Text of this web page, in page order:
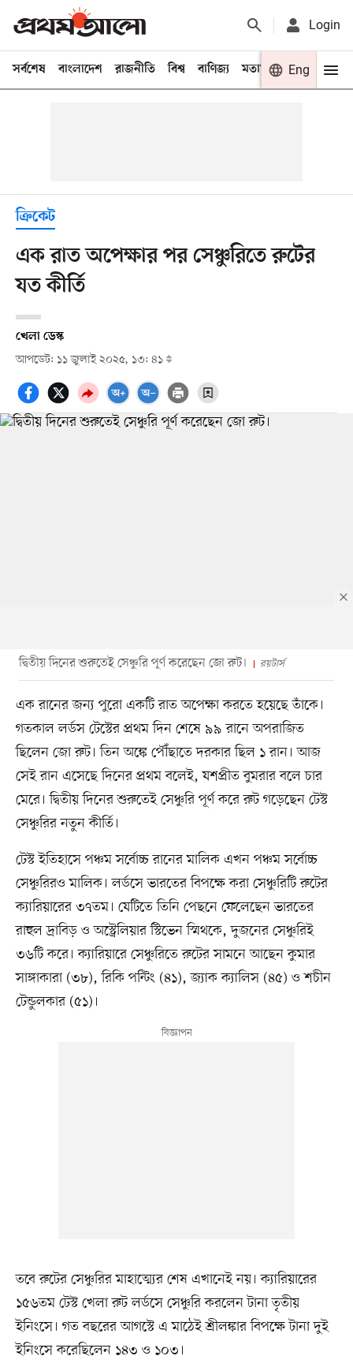
Login
সর্বশেষ বাংলাদেশ রাজনীতি বিশ্ব বাণিজ্য মতামত খেলা
Eng
ক্রিকেট
এক রাত অপেক্ষার পর সেঞ্চুরিতে রুটের
যত কীর্তি
খেলা ডেস্ক
আপডেট: ১১ জুলাই ২০২৫, ১৩: ৪১
দ্বিতীয় দিনের শুরুতেই সেঞ্চুরি পূর্ণ করেছেন জো রুট। রয়টার্স
এক রানের জন্য পুরো একটি রাত অপেক্ষা করতে হয়েছে তাঁকে।
গতকাল লর্ডস টেস্টের প্রথম দিন শেষে ৯৯ রানে অপরাজিত
ছিলেন জো রুট। তিন অঙ্কে পৌঁছাতে দরকার ছিল ১ রান। আজ
সেই রান এসেছে দিনের প্রথম বলেই, যশপ্রীত বুমরার বলে চার
মেরে। দ্বিতীয় দিনের শুরুতেই সেঞ্চুরি পূর্ণ করে রুট গড়েছেন টেস্ট
সেঞ্চুরির নতুন কীর্তি।
টেস্ট ইতিহাসে পঞ্চম সর্বোচ্চ রানের মালিক এখন পঞ্চম সর্বোচ্চ
সেঞ্চুরিরও মালিক। লর্ডসে ভারতের বিপক্ষে করা সেঞ্চুরিটি রুটের
ক্যারিয়ারের ৩৭তম। যেটিতে তিনি পেছনে ফেলেছেন ভারতের
রাহুল দ্রাবিড় ও অস্ট্রেলিয়ার স্টিভেন স্মিথকে, দুজনের সেঞ্চুরিই
৩৬টি করে। ক্যারিয়ারে সেঞ্চুরিতে রুটের সামনে আছেন কুমার
সাঙ্গাকারা (৩৮), রিকি পন্টিং (৪১), জ্যাক ক্যালিস (৪৫) ও শচীন
টেন্ডুলকার (৫১)।
তবে রুটের সেঞ্চুরির মাহাত্ম্যের শেষ এখানেই নয়। ক্যারিয়ারের
১৫৬তম টেস্ট খেলা রুট লর্ডসে সেঞ্চুরি করলেন টানা তৃতীয়
ইনিংসে। গত বছরের আগস্টে এ মাঠেই শ্রীলঙ্কার বিপক্ষে টানা দুই
ইনিংসে করেছিলেন ১৪৩ ও ১০৩।